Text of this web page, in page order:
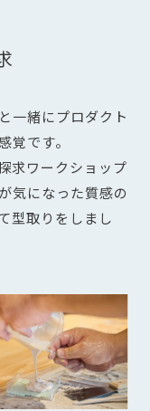
一緒にプロダクト
覚です。
求ワークショップ
気になった質感の
型取りをしまし